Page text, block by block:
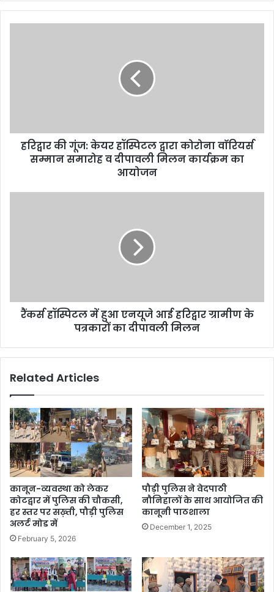
हरिद्वार की गूंज: केयर हॉस्पिटल द्वारा कोरोना वाॅरियर्स
सम्मान समारोह व दीपावली मिलन कार्यक्रम का
आयोजन
रैंकर्स हॉस्पिटल में हुआ एनयूजे आई हरिद्वार ग्रामीण के
पत्रकारों का दीपावली मिलन
Related Articles
कानून-व्यवस्था को लेकर
कोटद्वार में पुलिस की चौकसी,
हर स्तर पर सख़्ती, पौड़ी पुलिस
अलर्ट मोड में
February 5, 2026
पौड़ी पुलिस ने वेदपाठी
नौनिहालों के साथ आयोजित की
कानूनी पाठशाला
December 1, 2025